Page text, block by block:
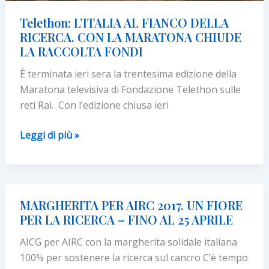
Telethon: L’ITALIA AL FIANCO DELLA
RICERCA. CON LA MARATONA CHIUDE
LA RACCOLTA FONDI
È terminata ieri sera la trentesima edizione della
Maratona televisiva di Fondazione Telethon sulle
reti Rai. Con l’edizione chiusa ieri
Telethon:
RICERCA.
CON
LA
MARATONA
Leggi di più »
MARGHERITA PER AIRC 2017. UN FIORE
PER LA RICERCA – FINO AL 25 APRILE
AICG per AIRC con la margherita solidale italiana
100% per sostenere la ricerca sul cancro C’è tempo